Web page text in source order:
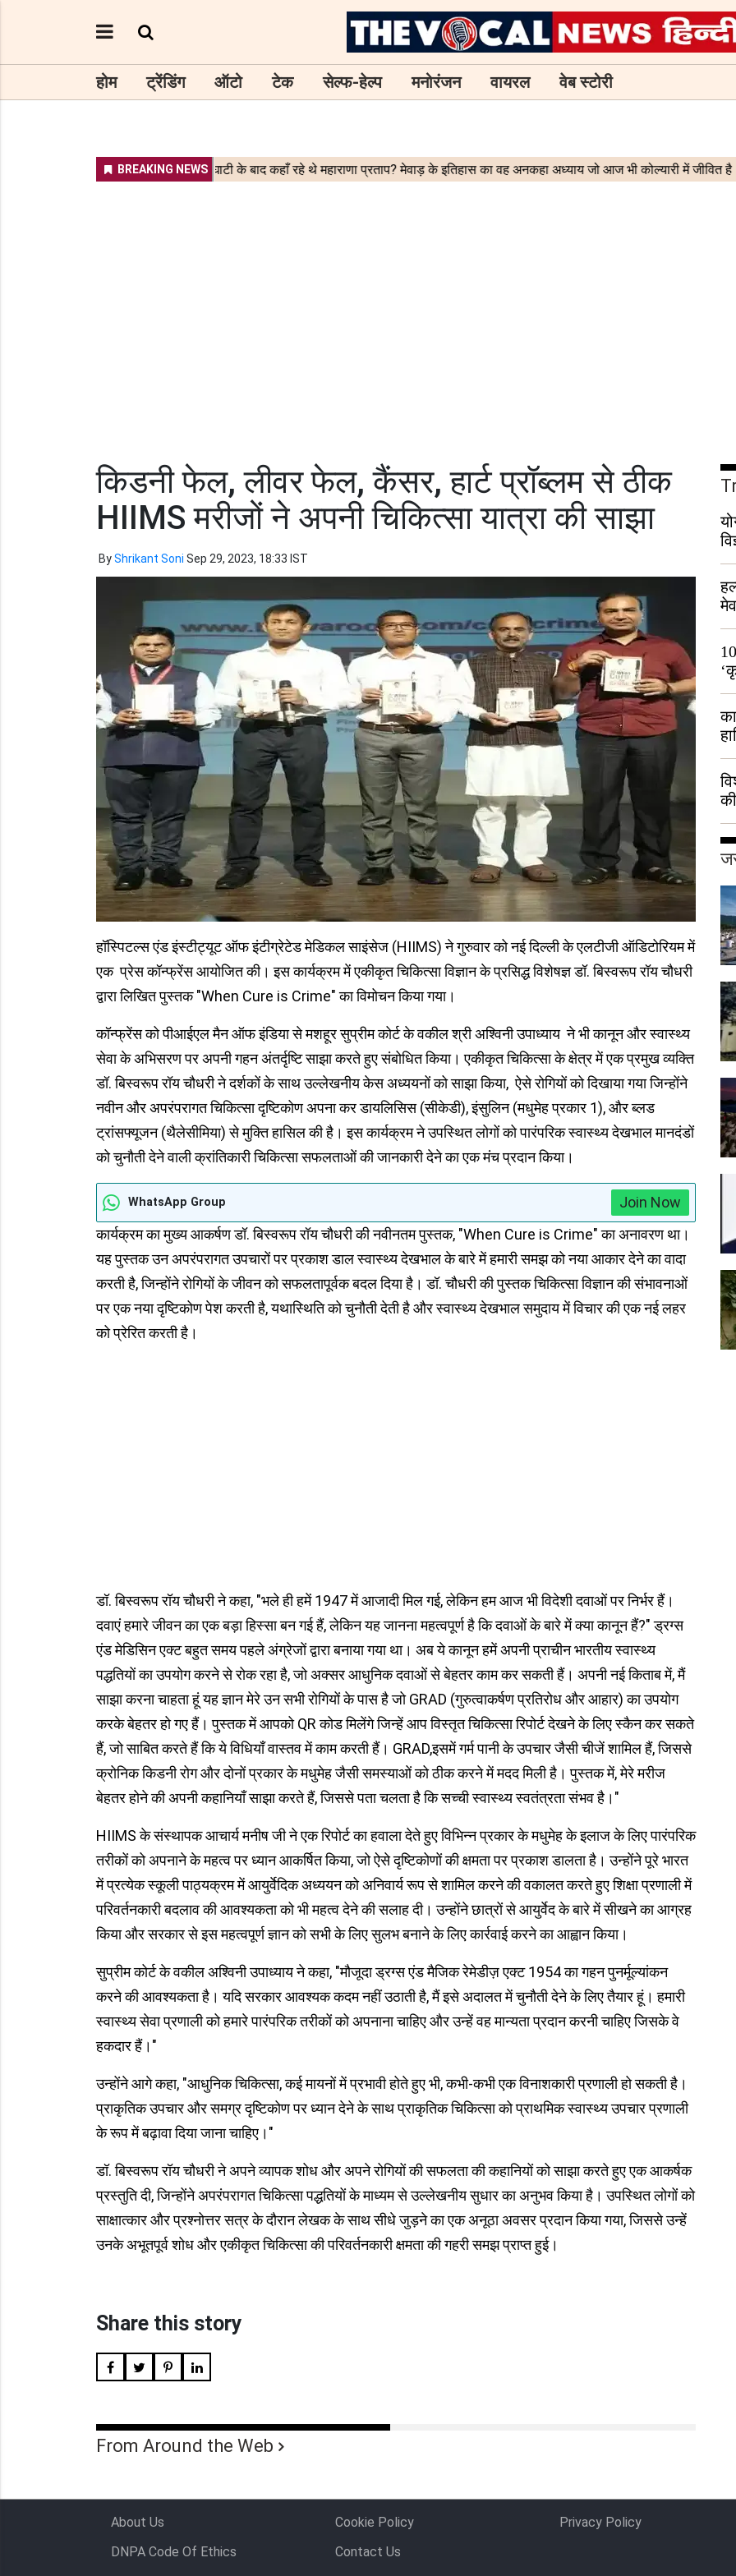
होम ट्रेंडिंग ऑटो टेक सेल्फ-हेल्प मनोरंजन वायरल वेब स्टोरी
किडनी फेल, लीवर फेल, कैंसर, हार्ट प्रॉब्लम से ठीक
HIIMS मरीजों ने अपनी चिकित्सा यात्रा की साझा
ByShrikant Soni Sep 29, 2023, 18:33 IST
हॉस्पिटल्स एंड इंस्टीट्यूट ऑफ इंटीग्रेटेड मेडिकल साइंसेज (HIIMS) ने गुरुवार को नई दिल्ली के एलटीजी ऑडिटोरियम में
एक प्रेस कॉन्फ्रेंस आयोजित की। इस कार्यक्रम में एकीकृत चिकित्सा विज्ञान के प्रसिद्ध विशेषज्ञ डॉ. बिस्वरूप रॉय चौधरी
द्वारा लिखित पुस्तक "When Cure is Crime" का विमोचन किया गया।
कॉन्फ्रेंस को पीआईएल मैन ऑफ इंडिया से मशहूर सुप्रीम कोर्ट के वकील श्री अश्विनी उपाध्याय ने भी कानून और स्वास्थ्य
सेवा के अभिसरण पर अपनी गहन अंतर्दृष्टि साझा करते हुए संबोधित किया। एकीकृत चिकित्सा के क्षेत्र में एक प्रमुख व्यक्ति
डॉ. बिस्वरूप रॉय चौधरी ने दर्शकों के साथ उल्लेखनीय केस अध्ययनों को साझा किया, ऐसे रोगियों को दिखाया गया जिन्होंने
नवीन और अपरंपरागत चिकित्सा दृष्टिकोण अपना कर डायलिसिस (सीकेडी), इंसुलिन (मधुमेह प्रकार 1), और ब्लड
ट्रांसफ्यूजन (थैलेसीमिया) से मुक्ति हासिल की है। इस कार्यक्रम ने उपस्थित लोगों को पारंपरिक स्वास्थ्य देखभाल मानदंडों
को चुनौती देने वाली क्रांतिकारी चिकित्सा सफलताओं की जानकारी देने का एक मंच प्रदान किया।
WhatsApp Group
Join Now
कार्यक्रम का मुख्य आकर्षण डॉ. बिस्वरूप रॉय चौधरी की नवीनतम पुस्तक, "When Cure is Crime" का अनावरण था।
यह पुस्तक उन अपरंपरागत उपचारों पर प्रकाश डाल स्वास्थ्य देखभाल के बारे में हमारी समझ को नया आकार देने का वादा
करती है, जिन्होंने रोगियों के जीवन को सफलतापूर्वक बदल दिया है। डॉ. चौधरी की पुस्तक चिकित्सा विज्ञान की संभावनाओं
पर एक नया दृष्टिकोण पेश करती है, यथास्थिति को चुनौती देती है और स्वास्थ्य देखभाल समुदाय में विचार की एक नई लहर
को प्रेरित करती है।
डॉ. बिस्वरूप रॉय चौधरी ने कहा, "भले ही हमें 1947 में आजादी मिल गई, लेकिन हम आज भी विदेशी दवाओं पर निर्भर हैं।
दवाएं हमारे जीवन का एक बड़ा हिस्सा बन गई हैं, लेकिन यह जानना महत्वपूर्ण है कि दवाओं के बारे में क्या कानून हैं?" ड्रग्स
एंड मेडिसिन एक्ट बहुत समय पहले अंग्रेजों द्वारा बनाया गया था। अब ये कानून हमें अपनी प्राचीन भारतीय स्वास्थ्य
पद्धतियों का उपयोग करने से रोक रहा है, जो अक्सर आधुनिक दवाओं से बेहतर काम कर सकती हैं। अपनी नई किताब में, मैं
साझा करना चाहता हूं यह ज्ञान मेरे उन सभी रोगियों के पास है जो GRAD (गुरुत्वाकर्षण प्रतिरोध और आहार) का उपयोग
करके बेहतर हो गए हैं। पुस्तक में आपको QR कोड मिलेंगे जिन्हें आप विस्तृत चिकित्सा रिपोर्ट देखने के लिए स्कैन कर सकते
हैं, जो साबित करते हैं कि ये विधियाँ वास्तव में काम करती हैं। GRAD,इसमें गर्म पानी के उपचार जैसी चीजें शामिल हैं, जिससे
क्रोनिक किडनी रोग और दोनों प्रकार के मधुमेह जैसी समस्याओं को ठीक करने में मदद मिली है। पुस्तक में, मेरे मरीज
बेहतर होने की अपनी कहानियाँ साझा करते हैं, जिससे पता चलता है कि सच्ची स्वास्थ्य स्वतंत्रता संभव है।"
HIIMS के संस्थापक आचार्य मनीष जी ने एक रिपोर्ट का हवाला देते हुए विभिन्न प्रकार के मधुमेह के इलाज के लिए पारंपरिक
तरीकों को अपनाने के महत्व पर ध्यान आकर्षित किया, जो ऐसे दृष्टिकोणों की क्षमता पर प्रकाश डालता है। उन्होंने पूरे भारत
में प्रत्येक स्कूली पाठ्यक्रम में आयुर्वेदिक अध्ययन को अनिवार्य रूप से शामिल करने की वकालत करते हुए शिक्षा प्रणाली में
परिवर्तनकारी बदलाव की आवश्यकता को भी महत्व देने की सलाह दी। उन्होंने छात्रों से आयुर्वेद के बारे में सीखने का आग्रह
किया और सरकार से इस महत्वपूर्ण ज्ञान को सभी के लिए सुलभ बनाने के लिए कार्रवाई करने का आह्वान किया।
सुप्रीम कोर्ट के वकील अश्विनी उपाध्याय ने कहा, "मौजूदा ड्रग्स एंड मैजिक रेमेडीज़ एक्ट 1954 का गहन पुनर्मूल्यांकन
करने की आवश्यकता है। यदि सरकार आवश्यक कदम नहीं उठाती है, मैं इसे अदालत में चुनौती देने के लिए तैयार हूं। हमारी
स्वास्थ्य सेवा प्रणाली को हमारे पारंपरिक तरीकों को अपनाना चाहिए और उन्हें वह मान्यता प्रदान करनी चाहिए जिसके वे
हकदार हैं।"
उन्होंने आगे कहा, "आधुनिक चिकित्सा, कई मायनों में प्रभावी होते हुए भी, कभी-कभी एक विनाशकारी प्रणाली हो सकती है।
प्राकृतिक उपचार और समग्र दृष्टिकोण पर ध्यान देने के साथ प्राकृतिक चिकित्सा को प्राथमिक स्वास्थ्य उपचार प्रणाली
के रूप में बढ़ावा दिया जाना चाहिए।"
डॉ. बिस्वरूप रॉय चौधरी ने अपने व्यापक शोध और अपने रोगियों की सफलता की कहानियों को साझा करते हुए एक आकर्षक
प्रस्तुति दी, जिन्होंने अपरंपरागत चिकित्सा पद्धतियों के माध्यम से उल्लेखनीय सुधार का अनुभव किया है। उपस्थित लोगों को
साक्षात्कार और प्रश्नोत्तर सत्र के दौरान लेखक के साथ सीधे जुड़ने का एक अनूठा अवसर प्रदान किया गया, जिससे उन्हें
उनके अभूतपूर्व शोध और एकीकृत चिकित्सा की परिवर्तनकारी क्षमता की गहरी समझ प्राप्त हुई।
Share this story
From Around the Web
हुई
About Us Cookie Policy Privacy Policy
DNPA Code Of Ethics
Contact Us